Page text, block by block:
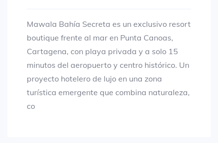
Mawala Bahía Secreta es un exclusivo resort
boutique frente al mar en Punta Canoas,
Cartagena, con playa privada y a solo 15
minutos del aeropuerto y centro histórico. Un
proyecto hotelero de lujo en una zona
turística emergente que combina naturaleza,
co